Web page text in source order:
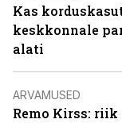
Kas
keskkonnale
alati
ARVAMUSED
Remo Kirss: